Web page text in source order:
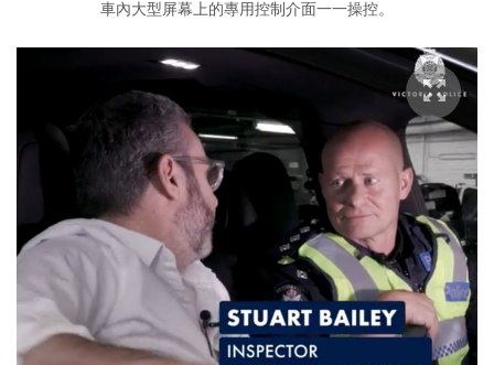
車內大型屏幕上的專用控制介面一一操控。